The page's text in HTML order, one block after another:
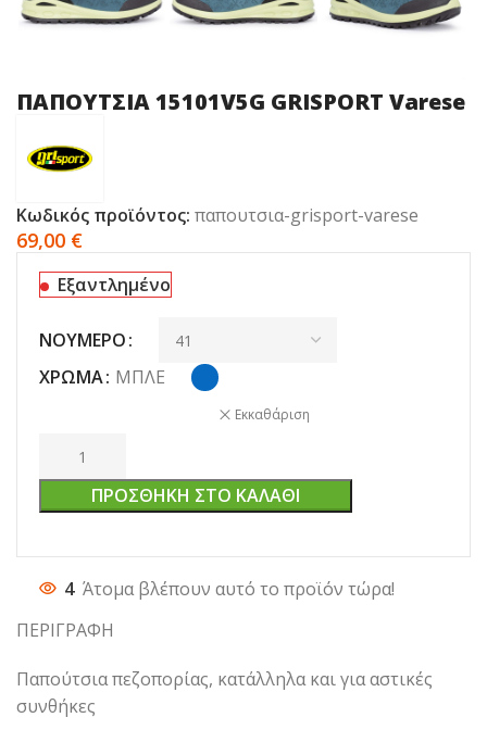
ΠΑΠΟΥΤΣΙΑ 15101V5G GRISPORT Varese
Κωδικός προϊόντος: παπουτσια-grisport-varese
69,00 €
Εξαντλημένο
ΝΟΎΜΕΡΟ
ΧΡΏΜΑ ΜΠΛΕ
Εκκαθάριση
ΠΡΟΣΘΉΚΗ ΣΤΟ ΚΑΛΆΘΙ
4 Άτομα βλέπουν αυτό το προϊόν τώρα!
ΠΕΡΙΓΡΑΦΗ
Παπούτσια πεζοπορίας, κατάλληλα και για αστικές
συνθήκες